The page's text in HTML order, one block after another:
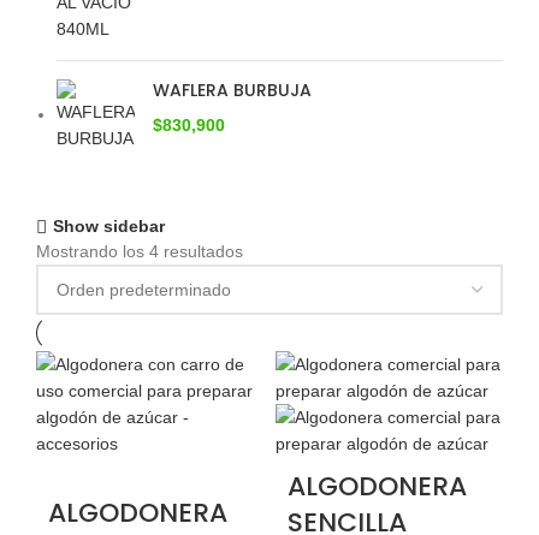
WAFLERA BURBUJA
$830,900
Show sidebar
Mostrando los 4 resultados
ALGODONERA
ALGODONERA
SENCILLA